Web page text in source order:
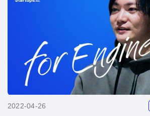
2022-04-26